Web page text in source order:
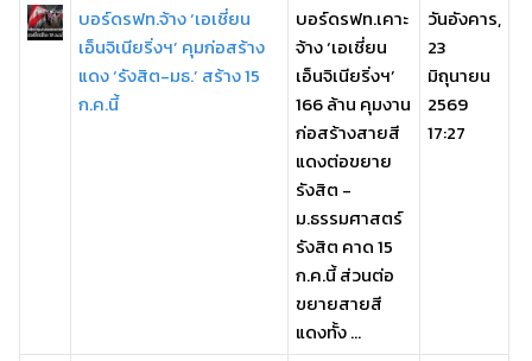
บอร์ดรฟท.จ้าง ‘เอเชี่ยน
เอ็นจิเนียริ่งฯ’ คุมก่อสร้าง
แดง ‘รังสิต-มธ.’ สร้าง 15
ก.ค.นี้
บอร์ดรฟท.เคาะ
จ้าง ‘เอเชี่ยน
เอ็นจิเนียริ่งฯ’
166 ล้าน คุมงาน
ก่อสร้างสายสี
แดงต่อขยาย
รังสิต -
ม.ธรรมศาสตร์
รังสิต คาด 15
ก.ค.นี้ ส่วนต่อ
ขยายสายสี
แดงทั้ง ...
วันอังคาร,
23
มิถุนายน
2569
17:27